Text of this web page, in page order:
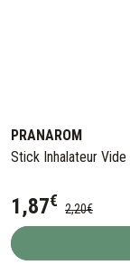
PRANAROM
Stick Inhalateur Vide
1,87€ 2,20€